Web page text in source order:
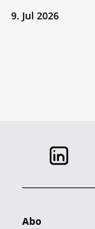
9. Jul 2026
Abo